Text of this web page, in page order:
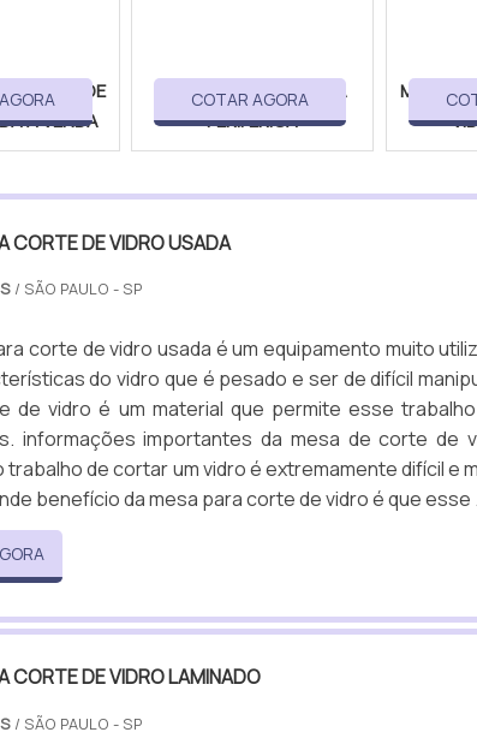
DE
A VENDA
MÁQUINA LAPIDADORA
PERIFÉRICA
COTAR AGORA
CORTE DE VIDRO USADA
/ SÃO PAULO - SP
corte de vidro usada é um equipamento muito
do vidro que é pesado e ser de difícil
de vidro é um material que permite esse
informações importantes da mesa de corte de
trabalho de cortar um vidro é extremamente difícil e
benefício da mesa para corte de vidro é que esse
CORTE DE VIDRO LAMINADO
/ SÃO PAULO - SP